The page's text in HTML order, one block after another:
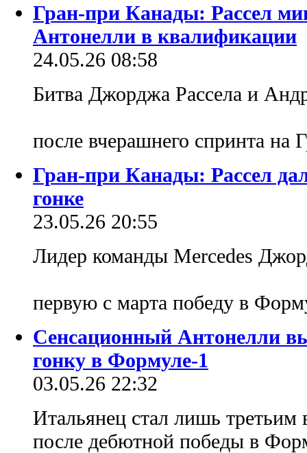
Гран-при Канады: Рассел
Антонелли в квалификации
24.05.26 08:58
Битва Джорджа Рассела и
после вчерашнего спринта
Гран-при Канады: Рассел
гонке
23.05.26 20:55
Лидер команды Mercedes
первую с марта победу в
Сенсационный Антонелли
гонку в Формуле-1
03.05.26 22:32
Итальянец стал лишь
после дебютной победы в